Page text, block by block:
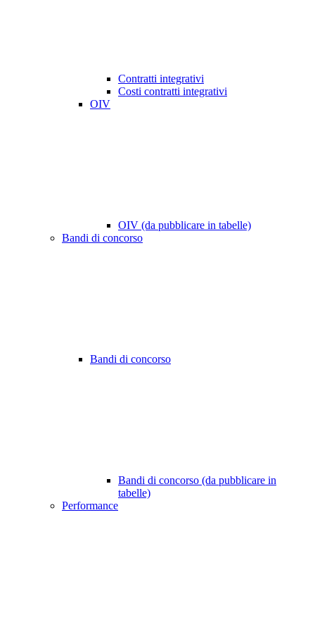
Contratti integrativi
Costi contratti integrativi
OIV
OIV (da pubblicare in tabelle)
Bandi di concorso
Bandi di concorso
Bandi di concorso (da pubblicare in
tabelle)
Performance